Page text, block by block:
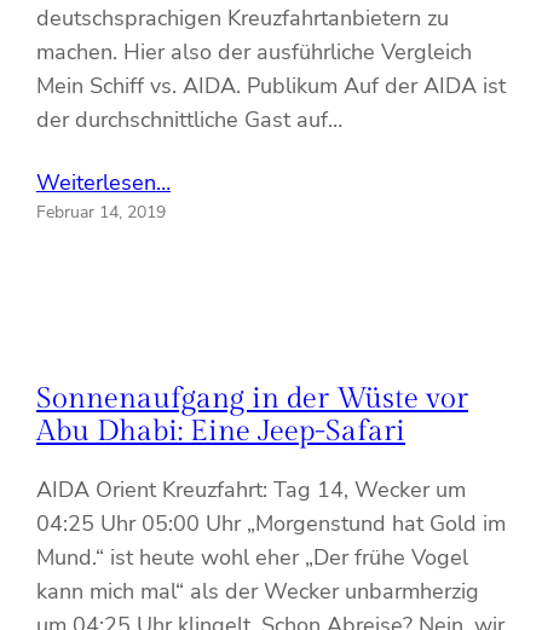
deutschsprachigen Kreuzfahrtanbietern zu
machen. Hier also der ausführliche Vergleich
Mein Schiff vs. AIDA. Publikum Auf der AIDA ist
der durchschnittliche Gast auf…
Weiterlesen…
Februar 14, 2019
Sonnenaufgang in der Wüste vor
Abu Dhabi: Eine Jeep-Safari
AIDA Orient Kreuzfahrt: Tag 14, Wecker um
04:25 Uhr 05:00 Uhr „Morgenstund hat Gold im
Mund.“ ist heute wohl eher „Der frühe Vogel
kann mich mal“ als der Wecker unbarmherzig